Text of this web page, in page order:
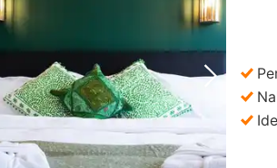
Vorheriges Bild